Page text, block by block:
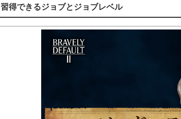
習得できるジョブとジョブレベル